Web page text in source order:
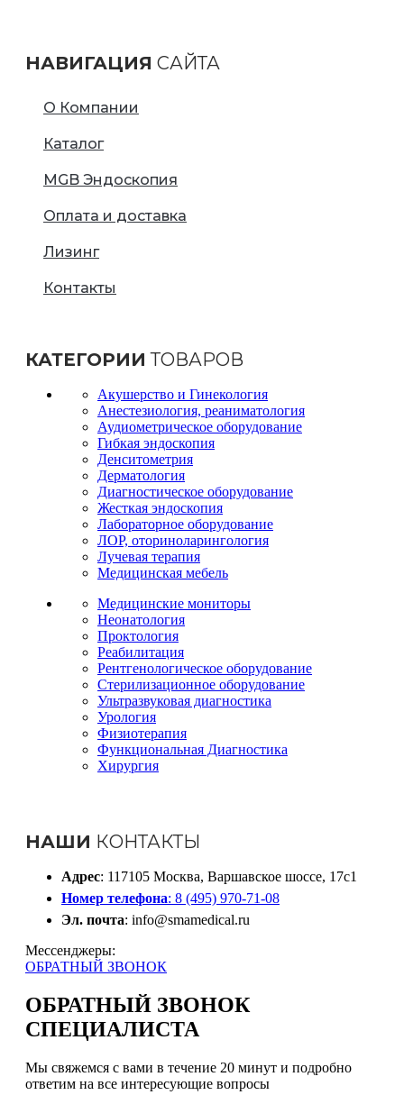
НАВИГАЦИЯ САЙТА
О Компании
Каталог
MGB Эндоскопия
Оплата и доставка
Лизинг
Контакты
КАТЕГОРИИ ТОВАРОВ
Акушерство и Гинекология
Анестезиология, реаниматология
Аудиометрическое оборудование
Гибкая эндоскопия
Денситометрия
Дерматология
Диагностическое оборудование
Жесткая эндоскопия
Лабораторное оборудование
ЛОР, оториноларингология
Лучевая терапия
Медицинская мебель
Медицинские мониторы
Неонатология
Проктология
Реабилитация
Рентгенологическое оборудование
Стерилизационное оборудование
Ультразвуковая диагностика
Урология
Физиотерапия
Функциональная Диагностика
Хирургия
НАШИ КОНТАКТЫ
Адрес: 117105 Москва, Варшавское шоссе, 17с1
Номер телефона: 8 (495) 970-71-08
Эл. почта: info@smamedical.ru
Мессенджеры:
ОБРАТНЫЙ ЗВОНОК
ОБРАТНЫЙ ЗВОНОК
СПЕЦИАЛИСТА
Мы свяжемся с вами в течение 20 минут и подробно
ответим на все интересующие вопросы